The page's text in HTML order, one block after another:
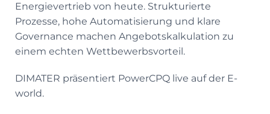
Energievertrieb von heute. Strukturierte
Prozesse, hohe Automatisierung und klare
Governance machen Angebotskalkulation zu
einem echten Wettbewerbsvorteil.
DIMATER präsentiert PowerCPQ live auf der E-
world.